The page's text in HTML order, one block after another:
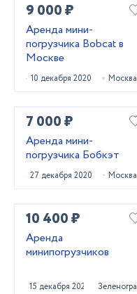
9 000 ₽
Аренда мини-
погрузчика Bobcat в
Москве
10 декабря 2020 Москва
7 000 ₽
Аренда мини-
погрузчика Бобкэт
27 декабря 2020 Москва
10 400 ₽
Аренда
минипогрузчиков
15 декабря 2020 Зеленоград